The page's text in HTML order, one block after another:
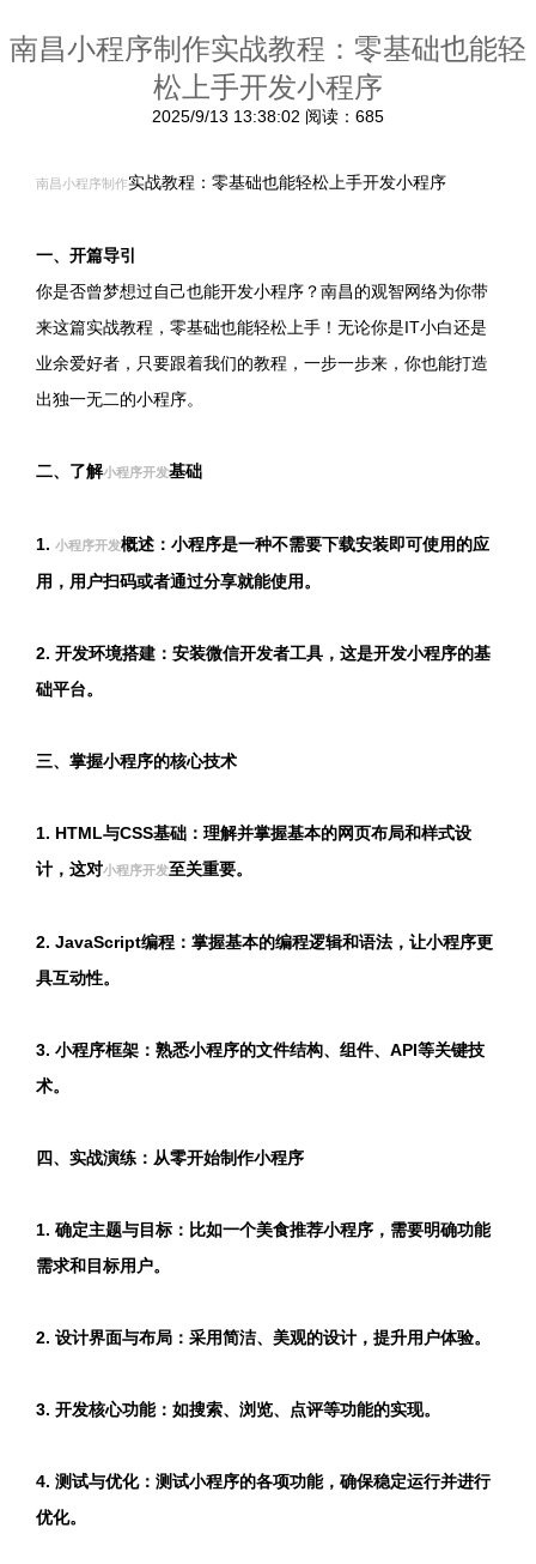
南昌小程序制作实战教程：零基础也能轻
松上手开发小程序
2025/9/13 13:38:02 阅读：685
南昌小程序制作实战教程：零基础也能轻松上手开发小程序
一、开篇导引
你是否曾梦想过自己也能开发小程序？南昌的观智网络为你带
来这篇实战教程，零基础也能轻松上手！无论你是IT小白还是
业余爱好者，只要跟着我们的教程，一步一步来，你也能打造
出独一无二的小程序。
二、了解小程序开发基础
1. 小程序开发概述：小程序是一种不需要下载安装即可使用的应
用，用户扫码或者通过分享就能使用。
2. 开发环境搭建：安装微信开发者工具，这是开发小程序的基
础平台。
三、掌握小程序的核心技术
1. HTML与CSS基础：理解并掌握基本的网页布局和样式设
计，这对小程序开发至关重要。
2. JavaScript编程：掌握基本的编程逻辑和语法，让小程序更
具互动性。
3. 小程序框架：熟悉小程序的文件结构、组件、API等关键技
术。
四、实战演练：从零开始制作小程序
1. 确定主题与目标：比如一个美食推荐小程序，需要明确功能
需求和目标用户。
2. 设计界面与布局：采用简洁、美观的设计，提升用户体验。
3. 开发核心功能：如搜索、浏览、点评等功能的实现。
4. 测试与优化：测试小程序的各项功能，确保稳定运行并进行
优化。